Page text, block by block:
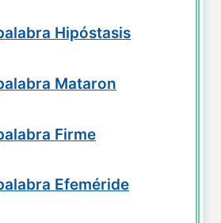
Hipóstasis
Mataron
Firme
Efeméride